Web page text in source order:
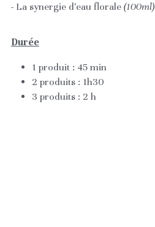
- La synergie d'eau florale (100ml)
Durée
1 produit : 45 min
2 produits : 1h30
3 produits : 2 h